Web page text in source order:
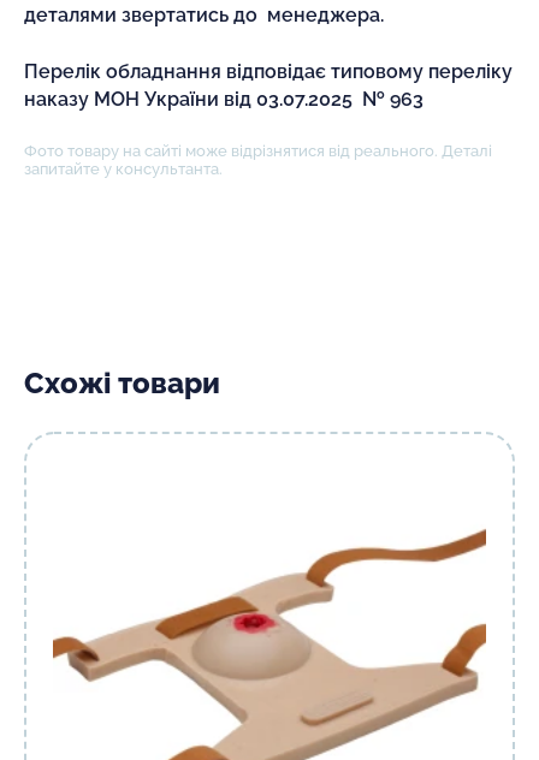
деталями звертатись до менеджера.
Перелік обладнання відповідає типовому переліку
наказу МОН України від 03.07.2025 № 963
Фото товару на сайті може відрізнятися від реального. Деталі
запитайте у консультанта.
Схожі товари